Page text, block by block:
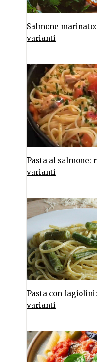
Salmone
varianti
Pasta al salmone:
varianti
Pasta con
varianti